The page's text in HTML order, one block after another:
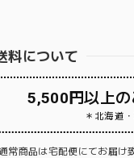
料について
5,500円以上
＊北海道
常商品は宅配便にてお届け